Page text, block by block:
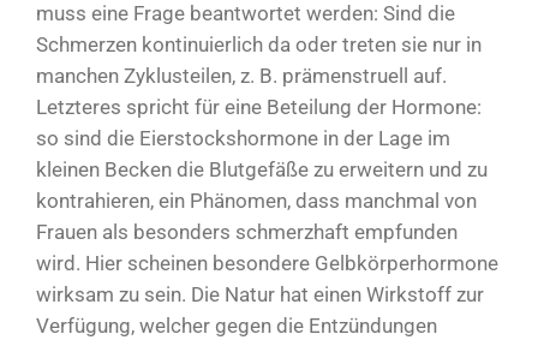
muss eine Frage beantwortet werden: Sind die
Schmerzen kontinuierlich da oder treten sie nur in
manchen Zyklusteilen, z. B. prämenstruell auf.
Letzteres spricht für eine Beteilung der Hormone:
so sind die Eierstockshormone in der Lage im
kleinen Becken die Blutgefäße zu erweitern und zu
kontrahieren, ein Phänomen, dass manchmal von
Frauen als besonders schmerzhaft empfunden
wird. Hier scheinen besondere Gelbkörperhormone
wirksam zu sein. Die Natur hat einen Wirkstoff zur
Verfügung, welcher gegen die Entzündungen